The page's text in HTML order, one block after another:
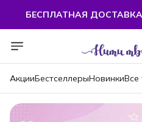
БЕСПЛАТНАЯ ДОСТАВКА
АкцииБестселлерыНовинкиВсе